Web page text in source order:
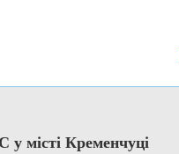
у місті Кременчуці